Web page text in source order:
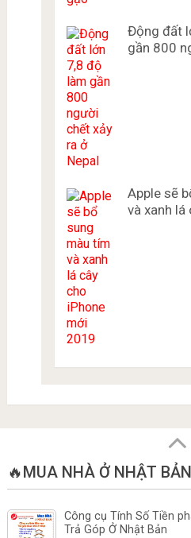
Động đất
gần 800
Apple sẽ
và xanh lá
🔥MUA NHÀ Ở NHẬT
Công cụ Tính Số Tiền
Trả Góp Ở Nhật Bản